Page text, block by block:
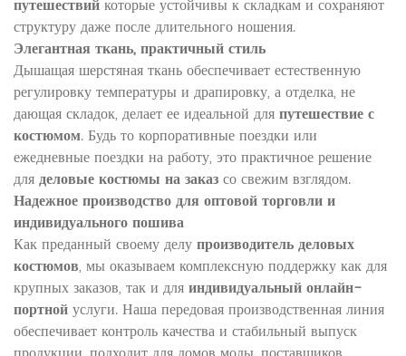
путешествийкоторые устойчивы к складкам и сохраняют
структуру даже после длительного ношения.
Элегантная ткань, практичный стиль
Дышащая шерстяная ткань обеспечивает естественную
регулировку температуры и драпировку, а отделка, не
дающая складок, делает ее идеальной дляпутешествие с
костюмом. Будь то корпоративные поездки или
ежедневные поездки на работу, это практичное решение
дляделовые костюмы на заказсо свежим взглядом.
Надежное производство для оптовой торговли и
индивидуального пошива
Как преданный своему делупроизводитель деловых
костюмов, мы оказываем комплексную поддержку как для
крупных заказов, так и дляиндивидуальный онлайн-
портнойуслуги. Наша передовая производственная линия
обеспечивает контроль качества и стабильный выпуск